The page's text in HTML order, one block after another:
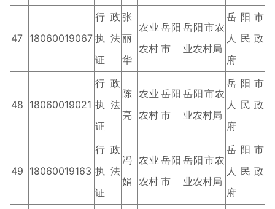
47 18060019067
行政
执法
证
张
丽
华
农业
农村
岳阳
市
岳阳市农
业农村局
岳阳市
人民政
府
48 18060019021
行政
执法
证
陈
亮
农业
农村
岳阳
市
岳阳市农
业农村局
岳阳市
人民政
府
49 18060019163
行政
执法
证
冯
娟
农业
农村
岳阳
市
岳阳市农
业农村局
岳阳市
人民政
府